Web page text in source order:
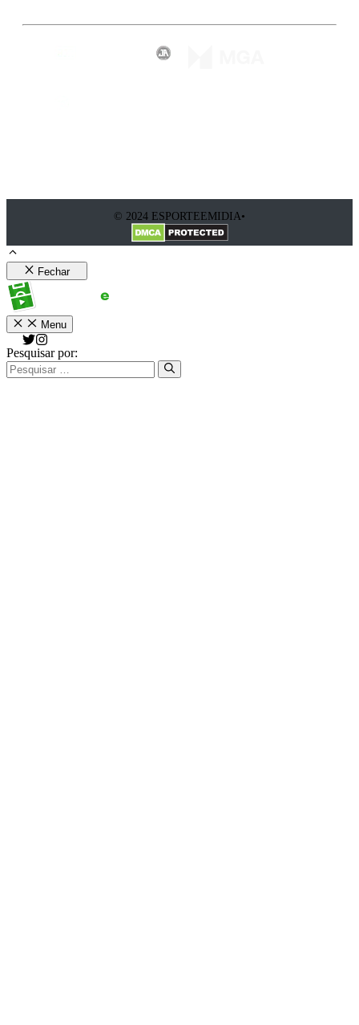
© 2024 ESPORTEEMIDIA•
Fechar
Menu
Pesquisar por: